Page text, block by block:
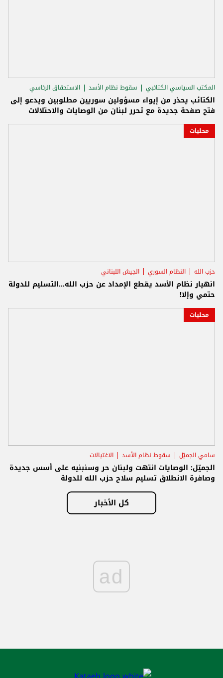
المكتب السياسي الكتائبي سقوط نظام الأسد الاستحقاق الرئاسي
الكتائب يحذر من إيواء مسؤولين سوريين مطلوبين ويدعو إلى
فتح صفحة جديدة مع تحرر لبنان من الوصايات والاحتلالات
محليات
حزب الله النظام السوري الجيش اللبناني
انهيار نظام الأسد يقطع الإمداد عن حزب الله...التسليم للدولة
حتمي وإلا!
محليات
سامي الجميّل سقوط نظام الأسد الاغتيالات
الجميّل: الوصايات انتهت ولبنان حر وسنبنيه على أسس جديدة
وصافرة الانطلاق تسليم سلاح حزب الله للدولة
كل الأخبار
ad